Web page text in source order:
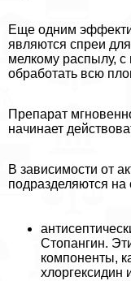
Еще одним
являются спреи
мелкому распылу,
обработать всю
Препарат
начинает
В зависимости от
подразделяются
Стопангин.
компоненты,